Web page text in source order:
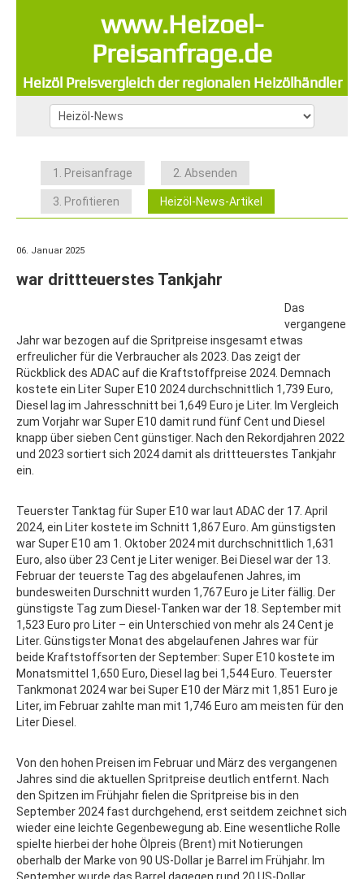
www.Heizoel-
Preisanfrage.de
Heizöl Preisvergleich der regionalen Heizölhändler
1. Preisanfrage 2. Absenden
3. Profitieren Heizöl-News-Artikel
06. Januar 2025
war drittteuerstes Tankjahr
Das
vergangene
Jahr war bezogen auf die Spritpreise insgesamt etwas
erfreulicher für die Verbraucher als 2023. Das zeigt der
Rückblick des ADAC auf die Kraftstoffpreise 2024. Demnach
kostete ein Liter Super E10 2024 durchschnittlich 1,739 Euro,
Diesel lag im Jahresschnitt bei 1,649 Euro je Liter. Im Vergleich
zum Vorjahr war Super E10 damit rund fünf Cent und Diesel
knapp über sieben Cent günstiger. Nach den Rekordjahren 2022
und 2023 sortiert sich 2024 damit als drittteuerstes Tankjahr
ein.
Teuerster Tanktag für Super E10 war laut ADAC der 17. April
2024, ein Liter kostete im Schnitt 1,867 Euro. Am günstigsten
war Super E10 am 1. Oktober 2024 mit durchschnittlich 1,631
Euro, also über 23 Cent je Liter weniger. Bei Diesel war der 13.
Februar der teuerste Tag des abgelaufenen Jahres, im
bundesweiten Durschnitt wurden 1,767 Euro je Liter fällig. Der
günstigste Tag zum Diesel-Tanken war der 18. September mit
1,523 Euro pro Liter – ein Unterschied von mehr als 24 Cent je
Liter. Günstigster Monat des abgelaufenen Jahres war für
beide Kraftstoffsorten der September: Super E10 kostete im
Monatsmittel 1,650 Euro, Diesel lag bei 1,544 Euro. Teuerster
Tankmonat 2024 war bei Super E10 der März mit 1,851 Euro je
Liter, im Februar zahlte man mit 1,746 Euro am meisten für den
Liter Diesel.
Von den hohen Preisen im Februar und März des vergangenen
Jahres sind die aktuellen Spritpreise deutlich entfernt. Nach
den Spitzen im Frühjahr fielen die Spritpreise bis in den
September 2024 fast durchgehend, erst seitdem zeichnet sich
wieder eine leichte Gegenbewegung ab. Eine wesentliche Rolle
spielte hierbei der hohe Ölpreis (Brent) mit Notierungen
oberhalb der Marke von 90 US-Dollar je Barrel im Frühjahr. Im